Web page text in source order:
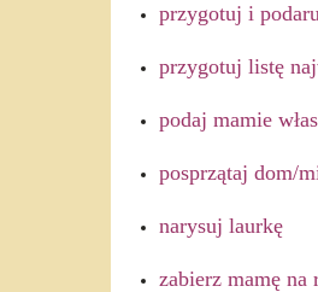
przygotuj i
przygotuj listę
podaj mamie
posprzątaj dom/
narysuj laurkę
zabierz mamę na